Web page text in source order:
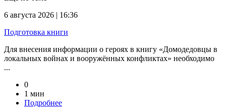
6 августа 2026 | 16:36
Подготовка книги
Для внесения информации о героях в книгу «Домодедовцы в
локальных войнах и вооружённых конфликтах» необходимо
...
0
1 мин
Подробнее